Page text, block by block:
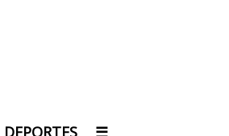
DEPORTES ☰